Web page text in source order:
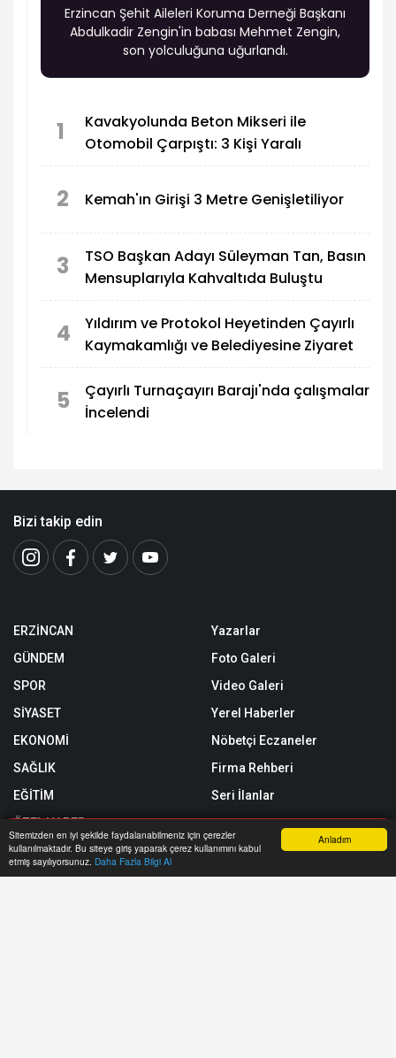
Anladım
Sitemizden en iyi şekilde faydalanabilmeniz için çerezler
kullanılmaktadır. Bu siteye giriş yaparak çerez kullanımını kabul
etmiş sayılıyorsunuz. Daha Fazla Bilgi Al
Erzincan Şehit Aileleri Koruma Derneği Başkanı
Abdulkadir Zengin'in babası Mehmet Zengin,
son yolculuğuna uğurlandı.
1
Kavakyolunda Beton Mikseri ile
Otomobil Çarpıştı: 3 Kişi Yaralı
2 Kemah'ın Girişi 3 Metre Genişletiliyor
3
TSO Başkan Adayı Süleyman Tan, Basın
Mensuplarıyla Kahvaltıda Buluştu
4
Yıldırım ve Protokol Heyetinden Çayırlı
Kaymakamlığı ve Belediyesine Ziyaret
5
Çayırlı Turnaçayırı Barajı'nda çalışmalar
İncelendi
Bizi takip edin
ERZİNCAN
GÜNDEM
SPOR
SİYASET
EKONOMİ
SAĞLIK
EĞİTİM
ÖZEL HABER
SİZİNLE BAŞBAŞA
Yazarlar
Foto Galeri
Video Galeri
Yerel Haberler
Nöbetçi Eczaneler
Firma Rehberi
Seri İlanlar
Anasayfa Yazarlar Haber Ara İhbar Hattı Menu